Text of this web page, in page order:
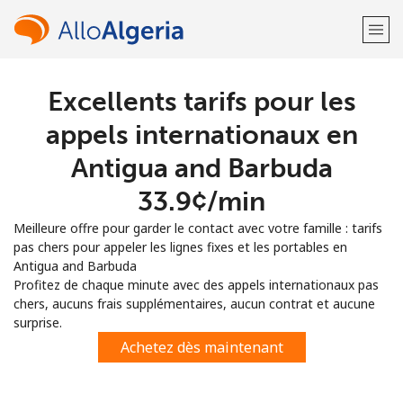
Bienvenue!
Vous avez déjà un compte?
S'enregistrer avec
ou
Excellents tarifs pour les
appels internationaux en
Antigua and Barbuda
⁦33.9¢⁩/min
Meilleure offre pour garder le contact avec votre famille : tarifs
pas chers pour appeler les lignes fixes et les portables en
Antigua and Barbuda
Profitez de chaque minute avec des appels internationaux pas
chers, aucuns frais supplémentaires, aucun contrat et aucune
surprise.
Achetez dès maintenant